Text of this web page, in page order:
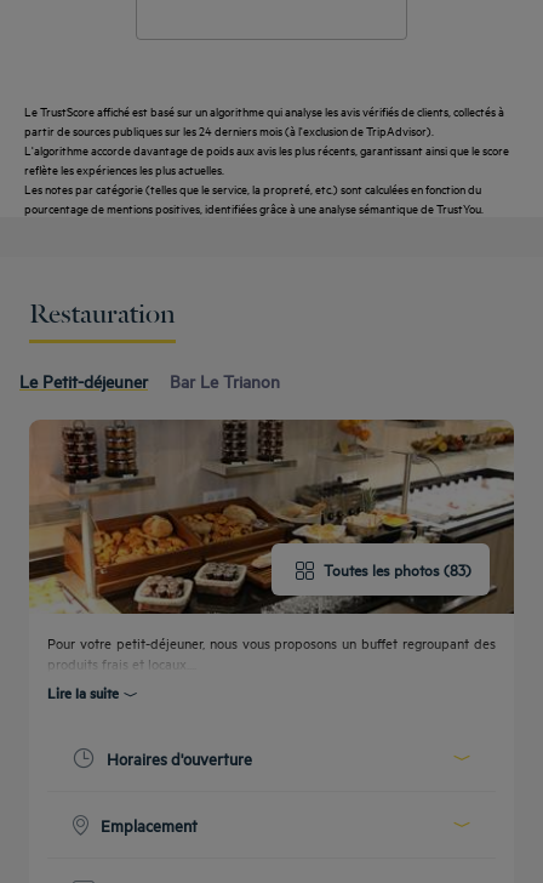
Etre
rappelé(e)
réserver
CONTACTEZ-
NOUS
Le TrustScore affiché est basé sur un algorithme qui analyse les avis vérifiés de clients, collectés à
partir de sources publiques sur les 24 derniers mois (à l'exclusion de TripAdvisor).
L'algorithme accorde davantage de poids aux avis les plus récents, garantissant ainsi que le score
reflète les expériences les plus actuelles.
Les notes par catégorie (telles que le service, la propreté, etc.) sont calculées en fonction du
pourcentage de mentions positives, identifiées grâce à une analyse sémantique de TrustYou.
Restauration
Le Petit-déjeuner Bar Le Trianon
Toutes les photos (83)
Pour votre petit-déjeuner, nous vous proposons un buffet regroupant des
produits frais et locaux....
Lire la suite
Horaires d'ouverture
07:00 - 10:00
Emplacement